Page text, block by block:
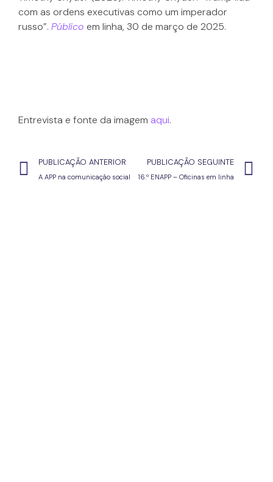
com as ordens executivas como um imperador
russo”. Público em linha, 30 de março de 2025.
Entrevista e fonte da imagem aqui.
PUBLICAÇÃO ANTERIOR
A APP na comunicação social
PUBLICAÇÃO SEGUINTE
16.º ENAPP – Oficinas em linha